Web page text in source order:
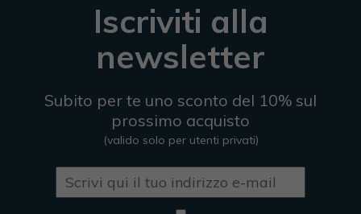
Iscriviti alla
newsletter
Subito per te uno sconto del 10% sul
prossimo acquisto
(valido solo per utenti privati)